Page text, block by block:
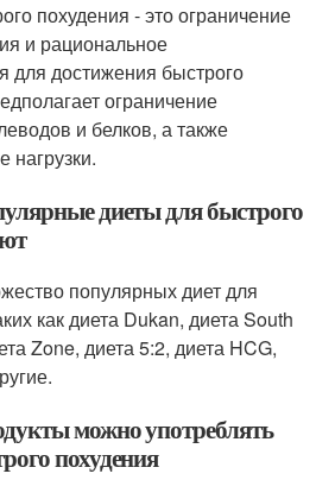
похудения - это ограничение
и рациональное
для достижения быстрого
ограничение
и белков, а также
нагрузки.
диеты для быстрого
популярных диет для
как диета Dukan, диета South
Zone, диета 5:2, диета HCG,
можно употреблять
похудения